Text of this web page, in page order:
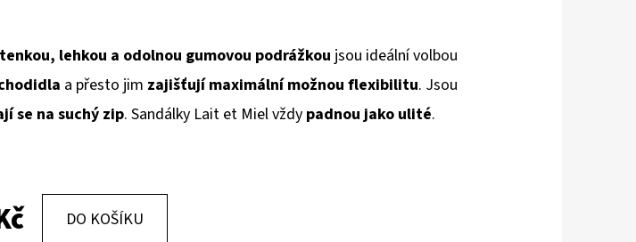
lehkou a odolnou gumovou podrážkou jsou ideální volbou
a přesto jim zajišťují maximální možnou flexibilitu. Jsou
se na suchý zip. Sandálky Lait et Miel vždy padnou jako ulité.
DO KOŠÍKU